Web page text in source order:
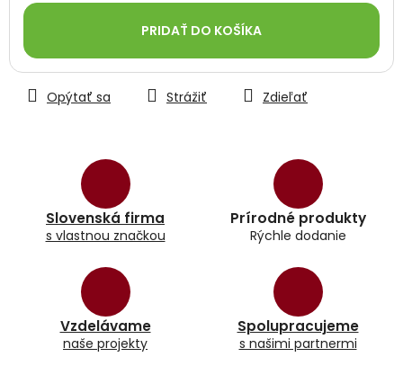
cena:
PRIDAŤ DO KOŠÍKA
Slovenská firma
s vlastnou značkou
Prírodné produkty
Rýchle dodanie
Vzdelávame
naše projekty
Spolupracujeme
s našimi partnermi
Opýtať sa Strážiť Zdieľať